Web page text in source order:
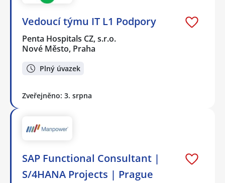
Vedoucí týmu IT L1 Podpory
Penta Hospitals CZ, s.r.o.
Nové Město, Praha
Plný úvazek
Zveřejněno: 3. srpna
SAP Functional Consultant |
S/4HANA Projects | Prague